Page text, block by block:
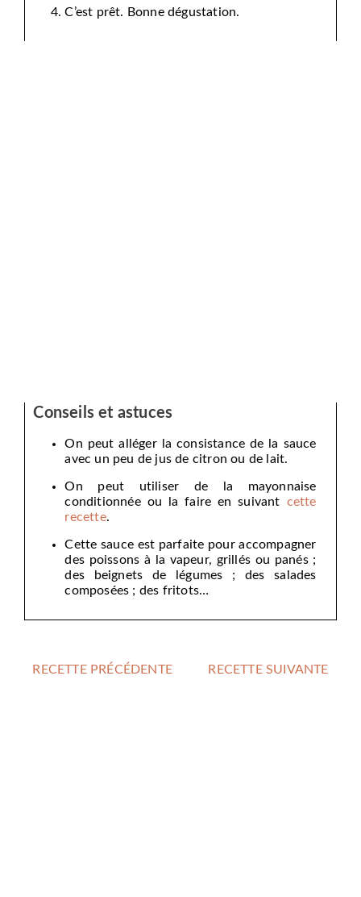
C’est prêt. Bonne dégustation.
Conseils et astuces
On peut alléger la consistance de la sauce
avec un peu de jus de citron ou de lait.
On peut utiliser de la mayonnaise
conditionnée ou la faire en suivant cette
recette.
Cette sauce est parfaite pour accompagner
des poissons à la vapeur, grillés ou panés ;
des beignets de légumes ; des salades
composées ; des fritots…
RECETTE PRÉCÉDENTE RECETTE SUIVANTE